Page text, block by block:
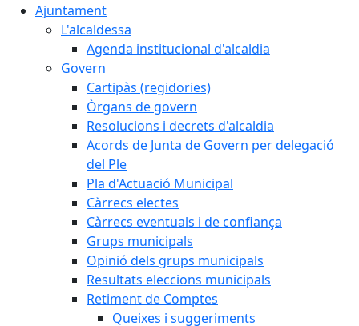
Ajuntament
L'alcaldessa
Agenda institucional d'alcaldia
Govern
Cartipàs (regidories)
Òrgans de govern
Resolucions i decrets d'alcaldia
Acords de Junta de Govern per delegació
del Ple
Pla d'Actuació Municipal
Càrrecs electes
Càrrecs eventuals i de confiança
Grups municipals
Opinió dels grups municipals
Resultats eleccions municipals
Retiment de Comptes
Queixes i suggeriments